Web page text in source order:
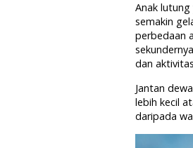
Anak
semakin
perbedaan
dan
Jantan
lebih kecil
daripada